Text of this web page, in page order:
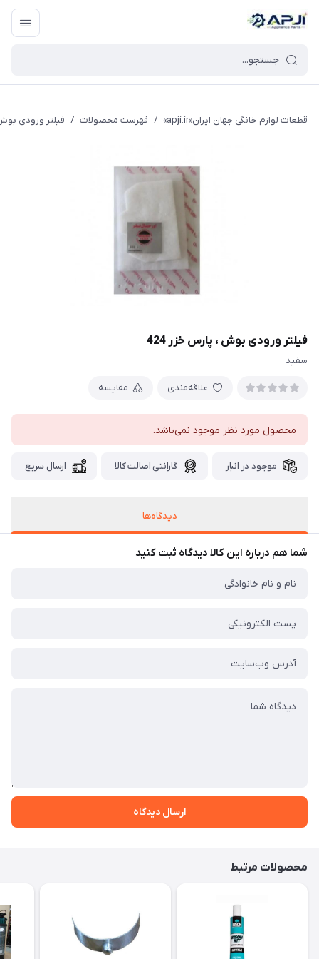
قطعات یدکی و جانبی لوازم خانگی جهان ایران
قطعات لوازم خانگی جهان ایران«apji.ir» / فهرست محصولات / فیلتر ورودی بوش
فیلتر ورودی بوش ، پارس خزر 424
سفید
علاقه‌مندی مقایسه
محصول مورد نظر موجود نمی‌باشد.
موجود در انبار گارانتی اصالت کالا ارسال سریع
دیدگاه‌ها
شما هم درباره این کالا دیدگاه ثبت کنید
ارسال دیدگاه
محصولات مرتبط